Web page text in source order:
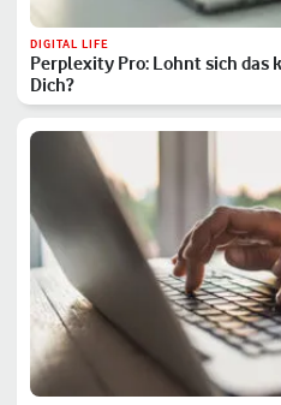
DIGITAL LIFE
Perplexity Pro: Lohnt sich das
Dich?